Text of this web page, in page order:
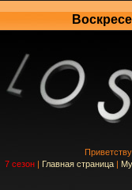
7 сезон | Главная страница |